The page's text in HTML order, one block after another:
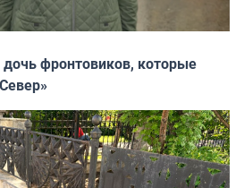
фронтовиков, которые